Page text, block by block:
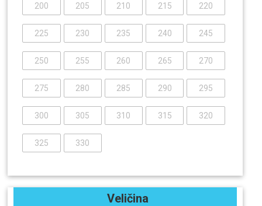
200 205 210 215 220
225 230 235 240 245
250 255 260 265 270
275 280 285 290 295
300 305 310 315 320
325 330
Veličina